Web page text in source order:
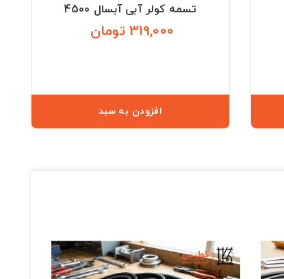
تسمه کولر آبی آبسال 4500
319,000 تومان
افزودن به سبد